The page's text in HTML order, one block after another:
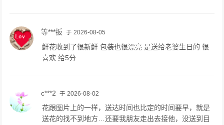
等***扳 于 2026-08-05
鲜花收到了很新鲜 包装也很漂亮 是送给老婆生日的 很
喜欢 给5分
c***2 于 2026-08-02
花跟图片上的一样，送达时间也比定的时间要早，就是
送花的找不到地方…还要我朋友走出去接他，没送到目